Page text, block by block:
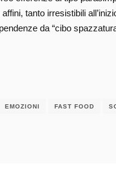
tanto irresistibili
da “cibo
EMOZIONI FAST FOOD